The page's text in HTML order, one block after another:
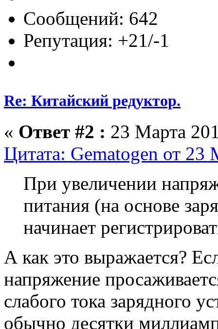
Сообщений: 642
Репутация: +21/-1
Re: Китайский редуктор.
« Ответ #2 : 23 Марта
Цитата: Gematogen от
При увеличении
питания (на основе
начинает
А как это выражается?
напряжение
слабого тока зарядного
обычно десятки